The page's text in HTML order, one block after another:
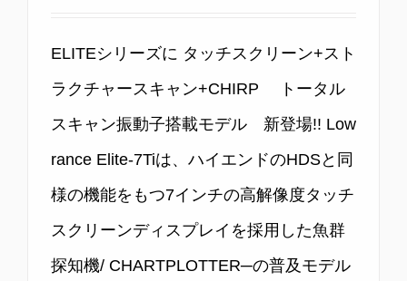
ELITEシリーズに タッチスクリーン+スト
ラクチャースキャン+CHIRP トータル
スキャン振動子搭載モデル 新登場!! Low
rance Elite-7Tiは、ハイエンドのHDSと同
様の機能をもつ7インチの高解像度タッチ
スクリーンディスプレイを採用した魚群
探知機/ CHARTPLOTTER─の普及モデル